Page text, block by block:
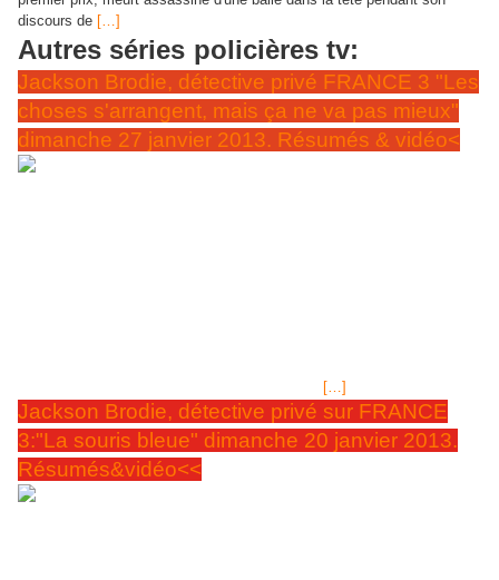
discours de […]
Autres séries policières tv:
Jackson Brodie, détective privé FRANCE 3 "Les
choses s'arrangent, mais ça ne va pas mieux"
dimanche 27 janvier 2013. Résumés & vidéo<
[…]
Jackson Brodie, détective privé sur FRANCE
3:"La souris bleue" dimanche 20 janvier 2013.
Résumés&vidéo<<